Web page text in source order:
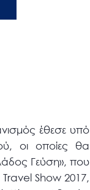
έθεσε υπό
οι οποίες θα
Γεύση», που
Show 2017,